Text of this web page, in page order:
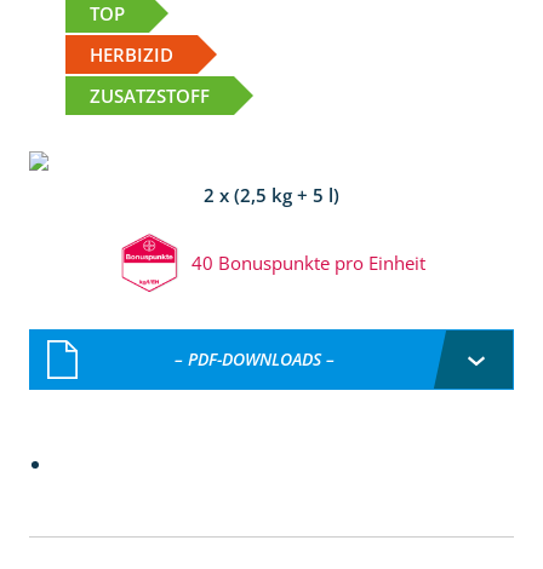
TOP
HERBIZID
ZUSATZSTOFF
2 x (2,5 kg + 5 l)
40 Bonuspunkte pro Einheit
– PDF-DOWNLOADS –